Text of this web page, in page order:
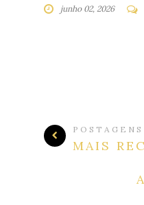
junho 02, 2026
POSTAGENS
MAIS